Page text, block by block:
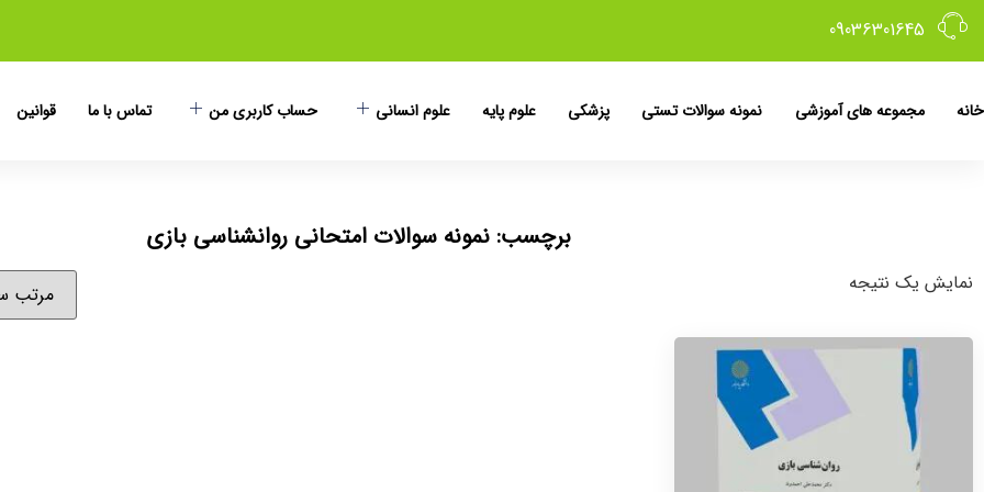
09036301645
خانه مجموعه های آموزشی نمونه سوالات تستی پزشکی علوم پایه علوم انسانی حساب کاربری من تماس با ما قوانین
برچسب: نمونه سوالات امتحانی روانشناسی بازی
نمایش یک نتیجه